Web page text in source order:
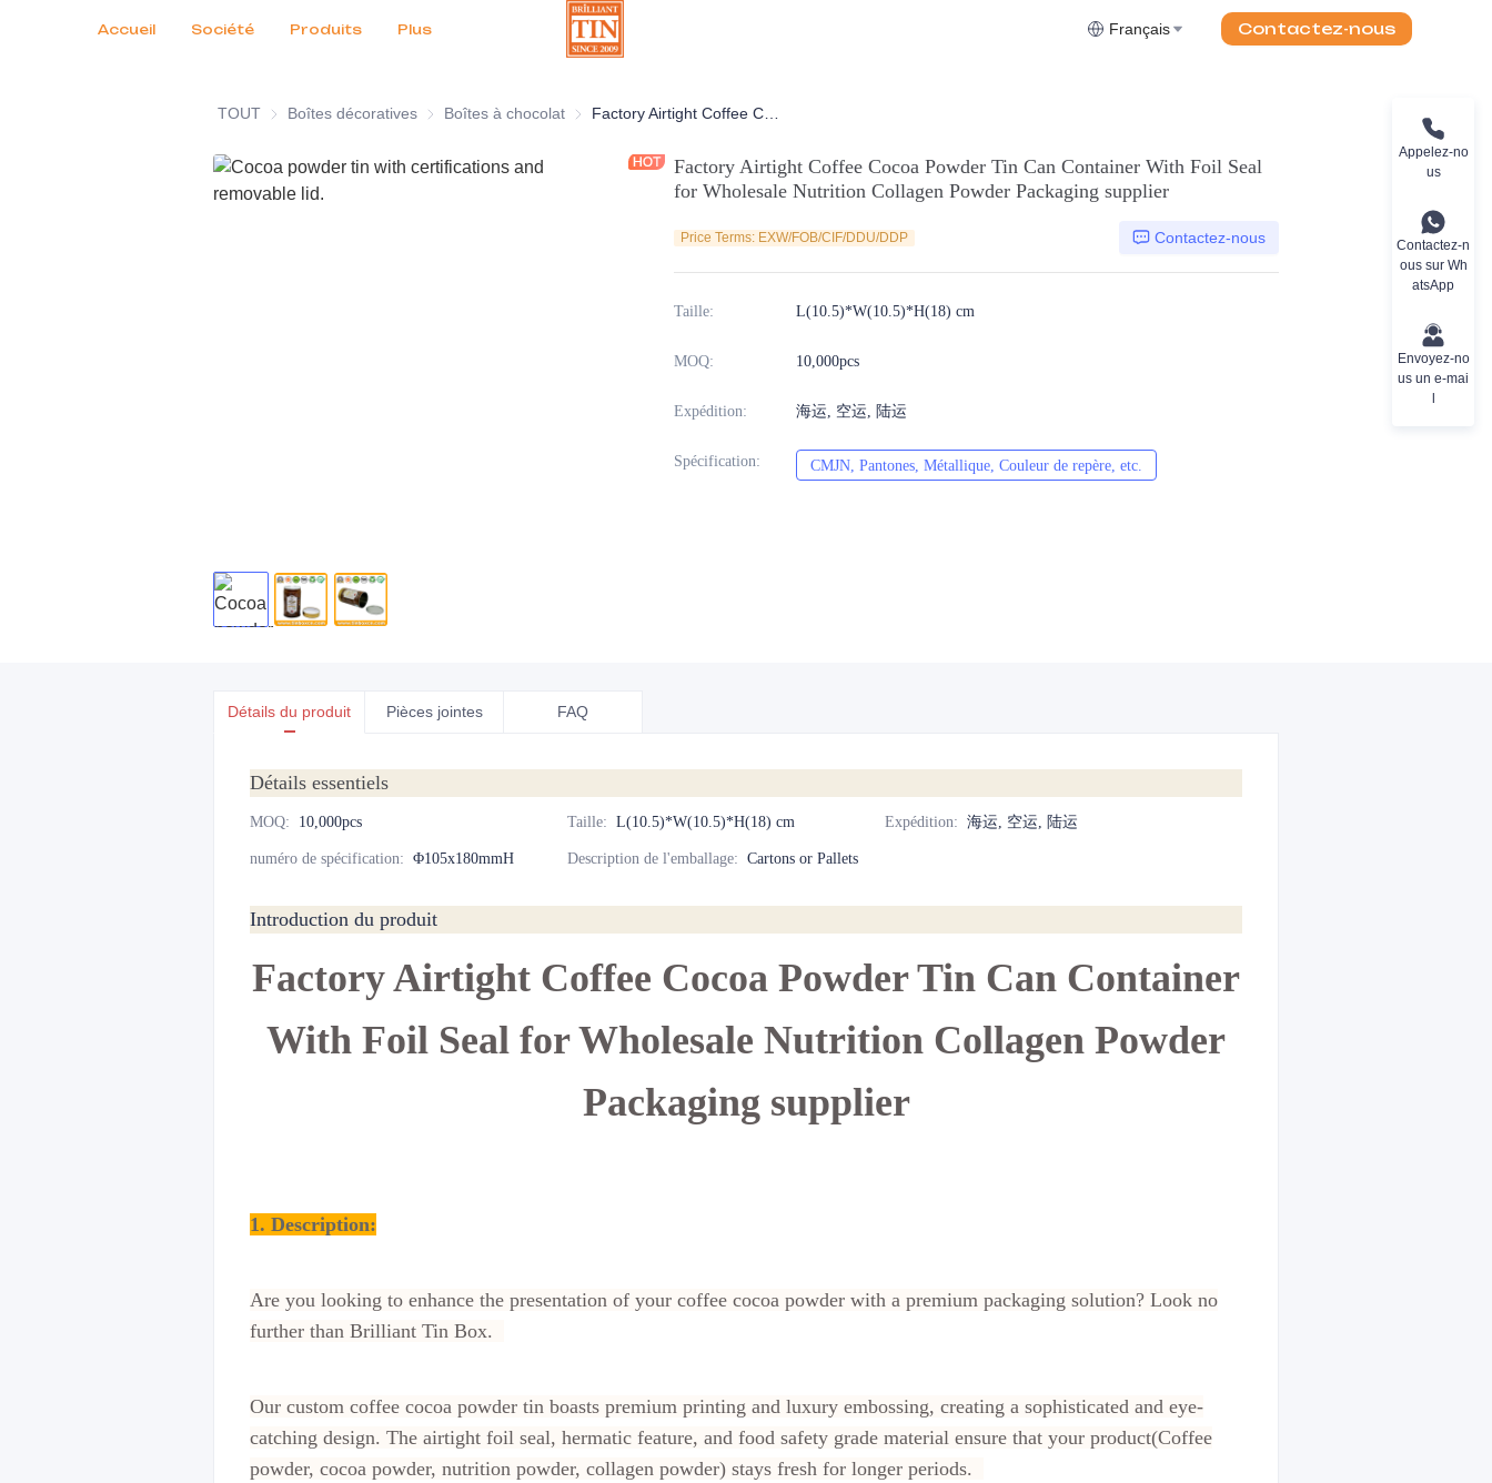
Accueil Société Produits
Services clients
Salons professionnels 2026
Certificats
Actualités
Produits Plus Français Contactez-nous
TOUT Boîtes décoratives Boîtes décoratives
Boîtes à chocolat Boîtes à chocolat
Factory Airtight Coffee Cocoa Powder Tin Can Container With Foil Seal
for Wholesale Nutrition Collagen Powder Packaging supplier
Price Terms: EXW/FOB/CIF/DDU/DDP Contactez-nous
Taille: L(10.5)*W(10.5)*H(18) cm
MOQ: 10,000pcs
Expédition: 海运, 空运, 陆运
Spécification: CMJN, Pantones, Métallique, Couleur de repère, etc.
Détails du produit Pièces jointes FAQ
Détails essentiels
MOQ: 10,000pcs Taille: L(10.5)*W(10.5)*H(18) cm Expédition: 海运, 空运, 陆运
numéro de spécification: Φ105x180mmH Description de l'emballage: Cartons or Pallets
Introduction du produit
Factory Airtight Coffee Cocoa Powder Tin Can Container
With Foil Seal for Wholesale Nutrition Collagen Powder
Packaging supplier
1. Description:
Are you looking to enhance the presentation of your coffee cocoa powder with a premium packaging solution? Look no
further than Brilliant Tin Box.
Our custom coffee cocoa powder tin boasts premium printing and luxury embossing, creating a sophisticated and eye-
catching design. The airtight foil seal, hermatic feature, and food safety grade material ensure that your product(Coffee
powder, cocoa powder, nutrition powder, collagen powder) stays fresh for longer periods.
Appelez-no
us
Contactez-n
ous sur Wh
atsApp
Envoyez-no
us un e-mai
l